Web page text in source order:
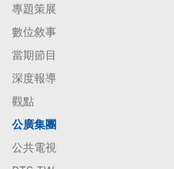
專題策展
數位敘事
當期節目
深度報導
觀點
公廣集團
公共電視